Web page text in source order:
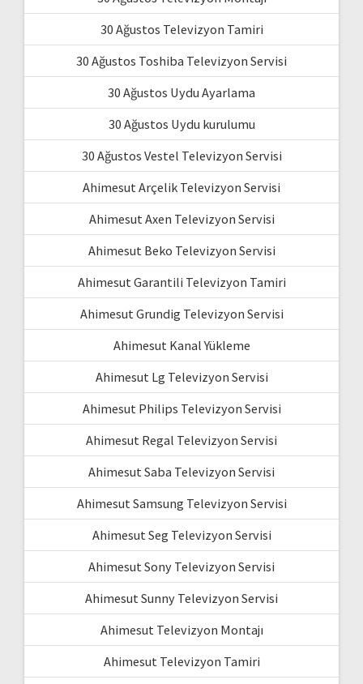
30 Ağustos Televizyon Tamiri
30 Ağustos Toshiba Televizyon Servisi
30 Ağustos Uydu Ayarlama
30 Ağustos Uydu kurulumu
30 Ağustos Vestel Televizyon Servisi
Ahimesut Arçelik Televizyon Servisi
Ahimesut Axen Televizyon Servisi
Ahimesut Beko Televizyon Servisi
Ahimesut Garantili Televizyon Tamiri
Ahimesut Grundig Televizyon Servisi
Ahimesut Kanal Yükleme
Ahimesut Lg Televizyon Servisi
Ahimesut Philips Televizyon Servisi
Ahimesut Regal Televizyon Servisi
Ahimesut Saba Televizyon Servisi
Ahimesut Samsung Televizyon Servisi
Ahimesut Seg Televizyon Servisi
Ahimesut Sony Televizyon Servisi
Ahimesut Sunny Televizyon Servisi
Ahimesut Televizyon Montajı
Ahimesut Televizyon Tamiri